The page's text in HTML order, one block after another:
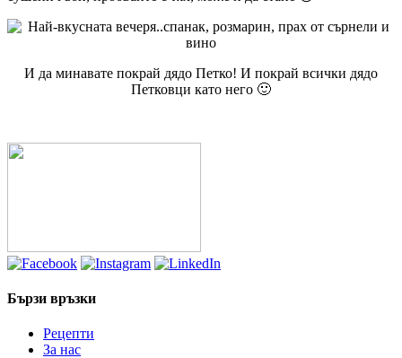
И да минавате покрай дядо Петко! И покрай всички дядо
Петковци като него 🙂
Бързи връзки
Рецепти
За нас